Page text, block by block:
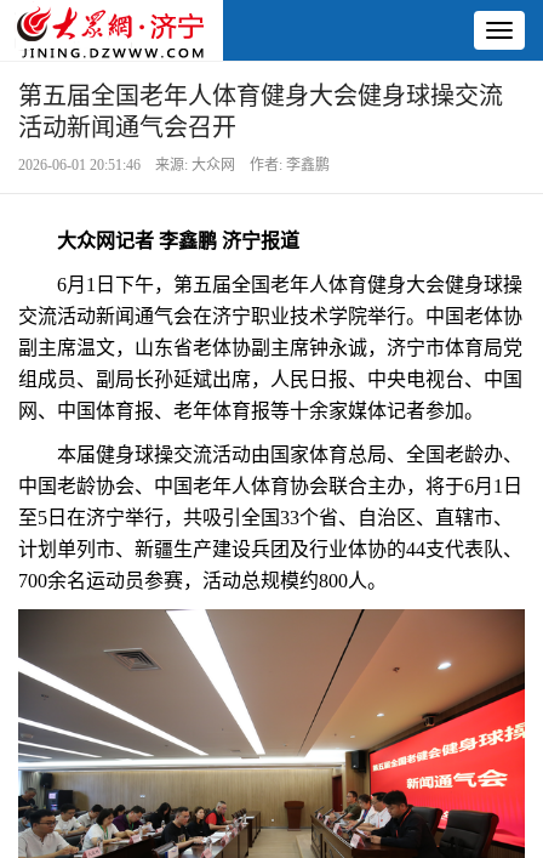
第五届全国老年人体育健身大会健身球操交流
活动新闻通气会召开
2026-06-01 20:51:46 来源: 大众网 作者: 李鑫鹏
大众网记者 李鑫鹏 济宁报道
6月1日下午，第五届全国老年人体育健身大会健身球操
交流活动新闻通气会在济宁职业技术学院举行。中国老体协
副主席温文，山东省老体协副主席钟永诚，济宁市体育局党
组成员、副局长孙延斌出席，人民日报、中央电视台、中国
网、中国体育报、老年体育报等十余家媒体记者参加。
本届健身球操交流活动由国家体育总局、全国老龄办、
中国老龄协会、中国老年人体育协会联合主办，将于6月1日
至5日在济宁举行，共吸引全国33个省、自治区、直辖市、
计划单列市、新疆生产建设兵团及行业体协的44支代表队、
700余名运动员参赛，活动总规模约800人。